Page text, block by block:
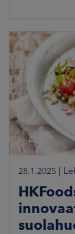
28.1.2025 |